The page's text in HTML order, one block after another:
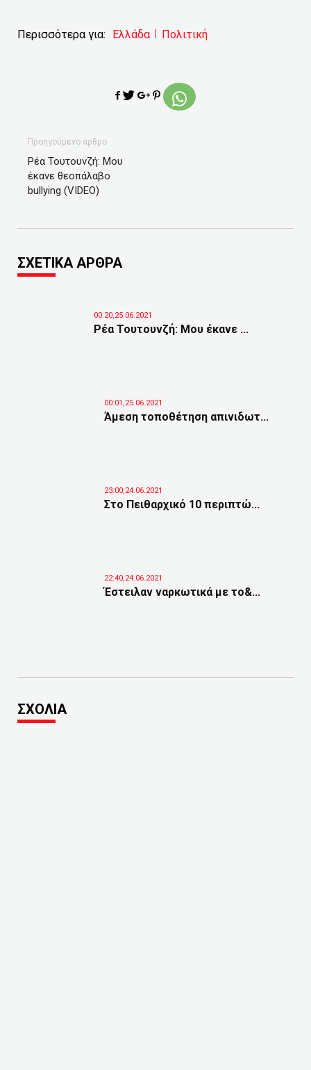
Περισσότερα για: Ελλάδα Πολιτική
Προηγούμενο άρθρο
Ρέα Τουτουνζή: Μου
έκανε θεοπάλαβο
bullying (VIDEO)
ΣΧΕΤΙΚΑ ΑΡΘΡΑ
00:20,25.06.2021
Ρέα Τουτουνζή: Μου έκανε ...
00:01,25.06.2021
Άμεση τοποθέτηση απινιδωτ...
23:00,24.06.2021
Στο Πειθαρχικό 10 περιπτώ...
22:40,24.06.2021
Έστειλαν ναρκωτικά με το&...
ΣΧΟΛΙΑ